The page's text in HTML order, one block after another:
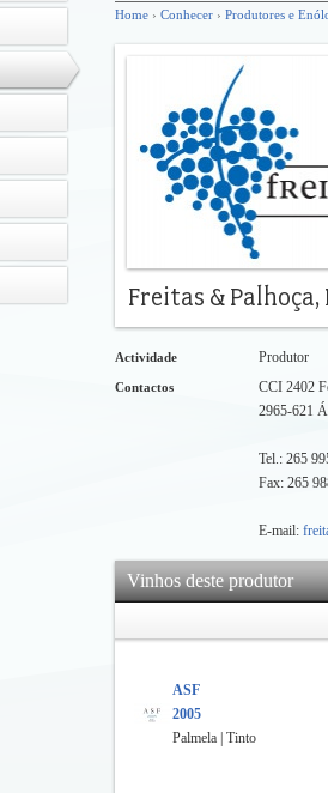
Home › Conhecer › Produtores e
Actividade Produtor
Contactos
CCI 2402
2965-621
Tel.: 265
Fax: 265
E-mail:
Vinhos deste produtor
ASF
2005
Palmela | Tinto